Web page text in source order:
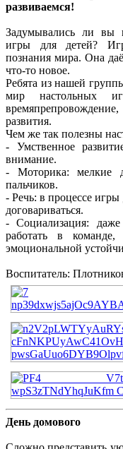
развиваемся!
Задумывались ли вы
игры для детей?
познания мира. Она
что-то новое.
Ребята из нашей
мир настольных
развития.
Чем же так полезны
- Умственное
внимание.
- Моторика: мелкие
пальчиков.
- Речь: в процессе игры
договариваться.
- Социализация:
работать в
эмоциональной
Воспитатель:
День домового